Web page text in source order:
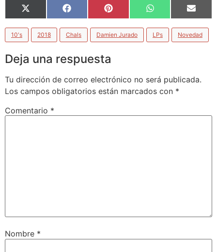
X
(Twitter)
Facebook Pinterest WhatsApp Email
10's 2018 Chals Damien Jurado LPs Novedad
Deja una respuesta
Tu dirección de correo electrónico no será publicada.
Los campos obligatorios están marcados con *
Comentario *
Nombre *